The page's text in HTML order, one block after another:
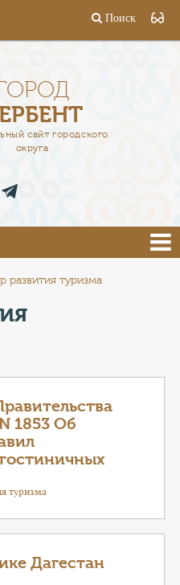
Поиск
сайт городского
округа
развития туризма
1853 Об
туризма
Дагестан